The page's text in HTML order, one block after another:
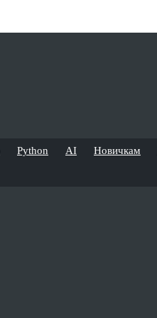
Python AI Новичкам